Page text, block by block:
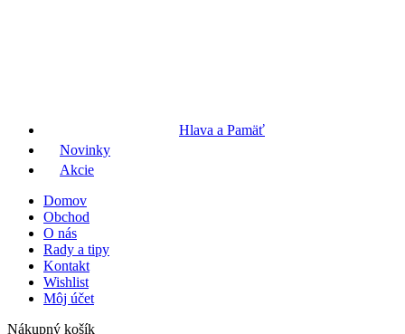
Hlava a Pamäť
Novinky
Akcie
Domov
Obchod
O nás
Rady a tipy
Kontakt
Wishlist
Môj účet
Nákupný košík